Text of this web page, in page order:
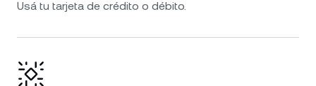
Usá tu tarjeta de crédito o débito.